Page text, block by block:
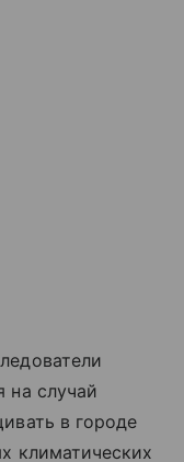
на случай
в городе
климатических